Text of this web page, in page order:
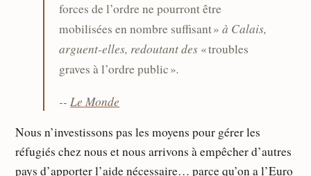
forces de l’ordre ne pourront être
mobilisées en nombre suffisant » à Calais,
arguent-elles, redoutant des « troubles
graves à l’ordre public ».
-- Le Monde
Nous n’investissons pas les moyens pour gérer les
réfugiés chez nous et nous arrivons à empêcher d’autres
pays d’apporter l’aide nécessaire… parce qu’on a l’Euro